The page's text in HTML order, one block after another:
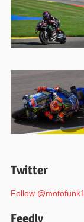
Twitter
Follow @motofunk1
Feedly